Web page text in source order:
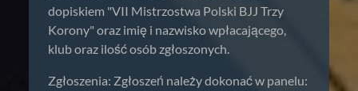
dopiskiem "VII Mistrzostwa Polski BJJ Trzy
Korony" oraz imię i nazwisko wpłacającego,
klub oraz ilość osób zgłoszonych.
Zgłoszenia: Zgłoszeń należy dokonać w panelu: